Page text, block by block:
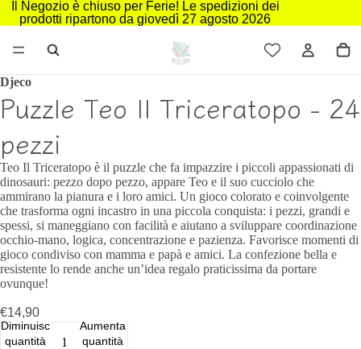
Il Negozio è chiuso per Ferie! Le spedizioni dei
prodotti ripartono da giovedì 27 agosto 2026
Djeco
Puzzle Teo Il Triceratopo - 24
pezzi
Teo Il Triceratopo è il puzzle che fa impazzire i piccoli appassionati di
dinosauri: pezzo dopo pezzo, appare Teo e il suo cucciolo che
ammirano la pianura e i loro amici. Un gioco colorato e coinvolgente
che trasforma ogni incastro in una piccola conquista: i pezzi, grandi e
spessi, si maneggiano con facilità e aiutano a sviluppare coordinazione
occhio-mano, logica, concentrazione e pazienza. Favorisce momenti di
gioco condiviso con mamma e papà e amici. La confezione bella e
resistente lo rende anche un’idea regalo praticissima da portare
ovunque!
€14,90
Diminuisci
quantità
Aumenta
quantità